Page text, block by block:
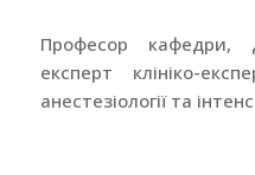
Професор кафедри,
експерт клініко-
анестезіології та